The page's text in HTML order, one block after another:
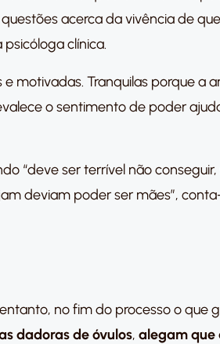
acerca da vivência de
clínica.
motivadas. Tranquilas porque a
o sentimento de poder
“deve ser terrível não
deviam poder ser mães”,
no fim do processo o que
dadoras de óvulos, alegam que